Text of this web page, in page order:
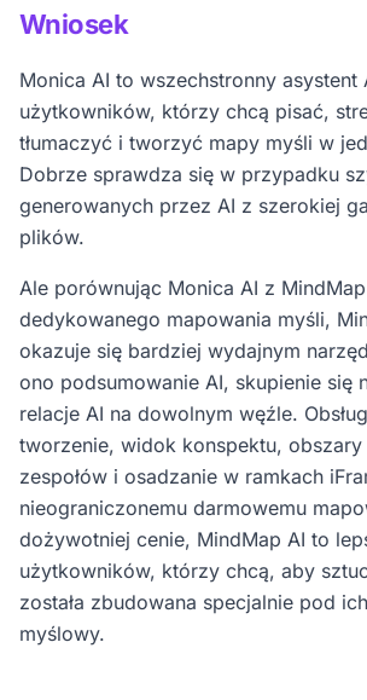
dowolnym węźle, przestrzenie
oferuje Monica AI.
Wniosek
Monica AI to wszechstronny asystent
użytkowników, którzy chcą pisać,
tłumaczyć i tworzyć mapy myśli w
Dobrze sprawdza się w przypadku
generowanych przez AI z szerokiej
plików.
Ale porównując Monica AI z
dedykowanego mapowania myśli,
okazuje się bardziej wydajnym
ono podsumowanie AI, skupienie się
relacje AI na dowolnym węźle.
tworzenie, widok konspektu,
zespołów i osadzanie w ramkach
nieograniczonemu darmowemu
dożywotniej cenie, MindMap AI to
użytkowników, którzy chcą, aby
została zbudowana specjalnie pod
myślowy.